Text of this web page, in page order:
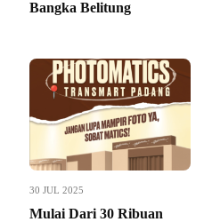
Bangka Belitung
30 JUL 2025
Mulai Dari 30 Ribuan